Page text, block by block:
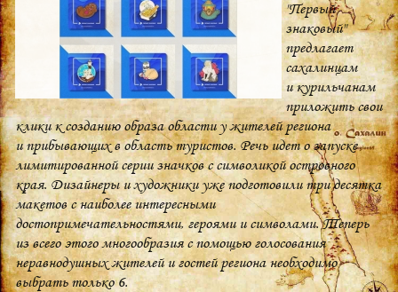
"Первый
знаковый"
предлагает
сахалинцам
и курильчанам
приложить свои
клики к созданию образа области у жителей региона
и прибывающих в область туристов. Речь идет о запуске
лимитированной серии значков с символикой островного
края. Дизайнеры и художники уже подготовили три десятка
макетов с наиболее интересными
достопримечательностями, героями и символами. Теперь
из всего этого многообразия с помощью голосования
неравнодушных жителей и гостей региона необходимо
выбрать только 6.